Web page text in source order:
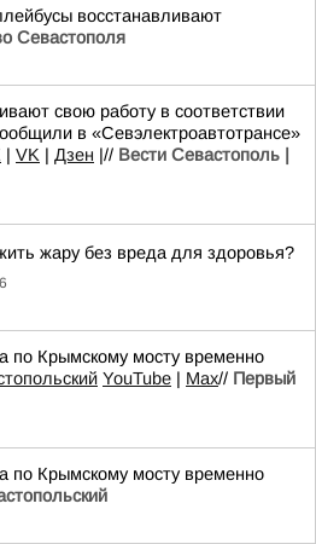
восстанавливают
Севастополя
свою работу в соответствии
в «Севэлектроавтотрансе»
| VK | Дзен |// Вести Севастополь |
жару без вреда для здоровья?
по Крымскому мосту временно
YouTube | Max// Первый
по Крымскому мосту временно